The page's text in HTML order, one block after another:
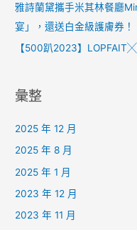
雅詩蘭黛攜手米其林餐廳
宴」，還送白金級護膚券！
【500趴2023】
彙整
2025 年 12 月
2025 年 8 月
2025 年 1 月
2023 年 12 月
2023 年 11 月